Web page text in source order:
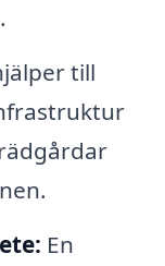
till
En